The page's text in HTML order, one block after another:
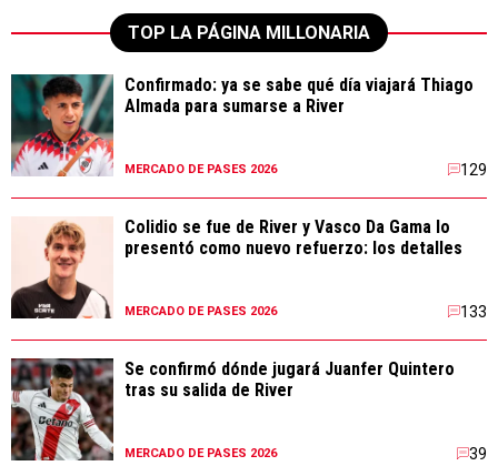
TOP LA PÁGINA MILLONARIA
Confirmado: ya se sabe qué día viajará Thiago
Almada para sumarse a River
MERCADO DE PASES 2026 129
Colidio se fue de River y Vasco Da Gama lo
presentó como nuevo refuerzo: los detalles
MERCADO DE PASES 2026 133
Se confirmó dónde jugará Juanfer Quintero
tras su salida de River
MERCADO DE PASES 2026 39